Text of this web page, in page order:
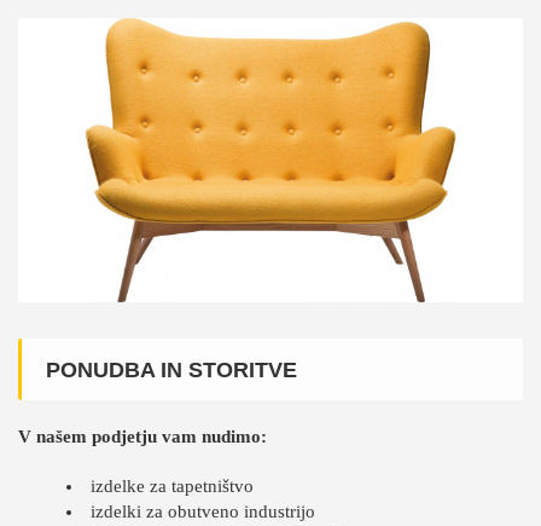
PONUDBA IN STORITVE
V našem podjetju vam nudimo:
izdelke za tapetništvo
izdelki za obutveno industrijo